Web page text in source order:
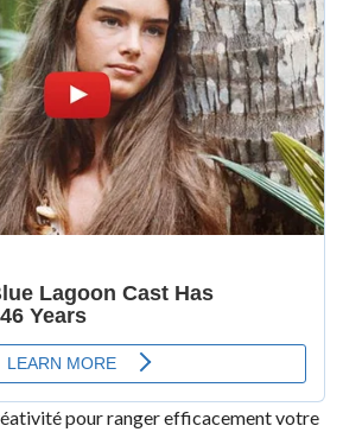
pour ranger efficacement votre